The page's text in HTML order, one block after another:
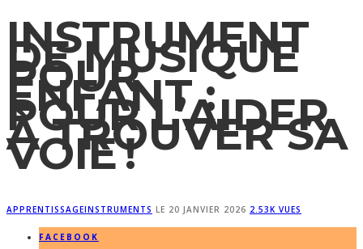
INSTRUMENT
DE MUSIQUE
POUR
ENFANT :
POUR L’AIDER
À TROUVER SA
VOIE !
APPRENTISSAGEINSTRUMENTS LE 20 JANVIER 2026 2.53K VUES
FACEBOOK